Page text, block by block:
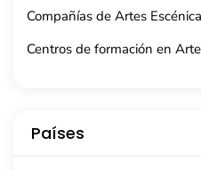
Compañías de Artes
Centros de formación en
Países